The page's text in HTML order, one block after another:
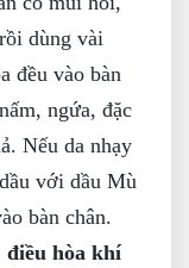
dùng vài
đều vào bàn
ngứa, đặc
Nếu da nhạy
với dầu Mù
bàn chân.
điều hòa khí